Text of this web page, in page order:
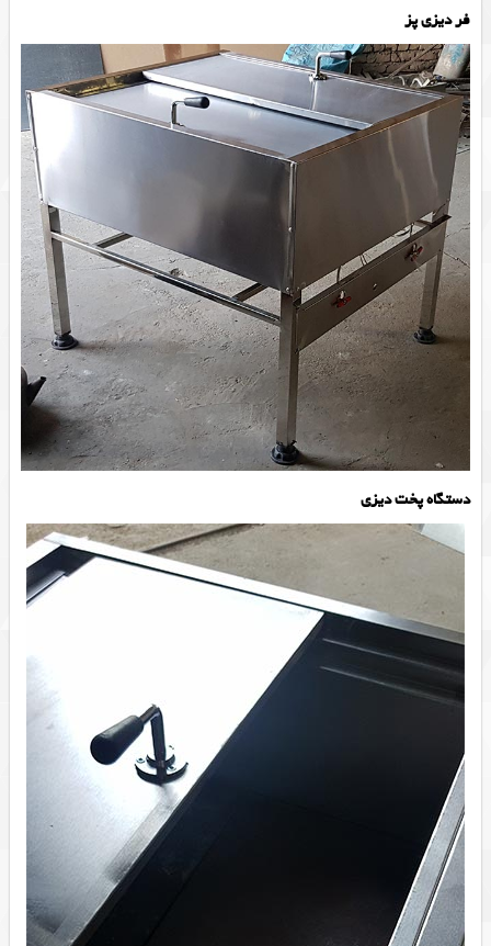
فر دیزی پز
دستگاه پخت دیزی